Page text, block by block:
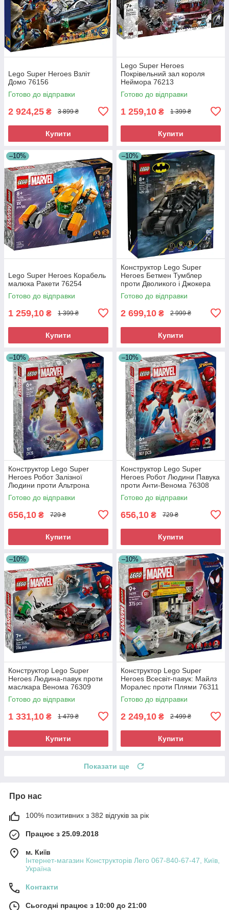
Lego Super Heroes Взліт
Домо 76156
Готово до відправки
2 924,25 ₴ 3 899 ₴
Купити
Lego Super Heroes
Покрівельний зал короля
Неймора 76213
Готово до відправки
1 259,10 ₴ 1 399 ₴
Купити
–10%
Lego Super Heroes Корабель
малюка Ракети 76254
Готово до відправки
1 259,10 ₴ 1 399 ₴
Купити
–10%
Конструктор Lego Super
Heroes Бетмен Тумблер
проти Дволикого і Джокера
76303
Готово до відправки
2 699,10 ₴ 2 999 ₴
Купити
–10%
Конструктор Lego Super
Heroes Робот Залізної
Людини проти Альтрона
76307
Готово до відправки
656,10 ₴ 729 ₴
Купити
–10%
Конструктор Lego Super
Heroes Робот Людини Павука
проти Анти-Венома 76308
Готово до відправки
656,10 ₴ 729 ₴
Купити
–10%
Конструктор Lego Super
Heroes Людина-павук проти
маслкара Венома 76309
Готово до відправки
1 331,10 ₴ 1 479 ₴
Купити
–10%
Конструктор Lego Super
Heroes Всесвіт-павук: Майлз
Моралес проти Плями 76311
Готово до відправки
2 249,10 ₴ 2 499 ₴
Купити
Показати ще
Про нас
100% позитивних з 382 відгуків за рік
Працює з 25.09.2018
м. Київ
Інтернет-магазин Конструкторів Лего 067-840-67-47, Київ,
Україна
Контакти
Сьогодні працює з 10:00 до 21:00